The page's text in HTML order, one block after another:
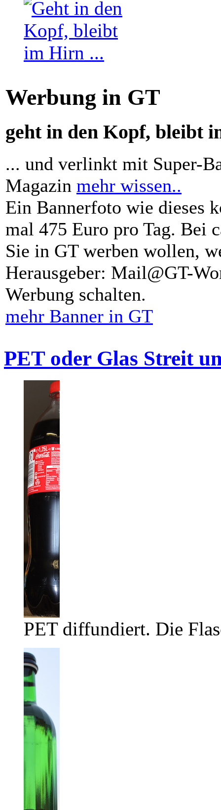
Werbung in GT
geht in den Kopf, bleibt
... und verlinkt mit Super-
Magazin mehr wissen..
Ein Bannerfoto wie dieses
mal 475 Euro pro Tag. Bei
Sie in GT werben wollen,
Herausgeber: Mail@GT-
Werbung schalten.
mehr Banner in GT
PET oder Glas Streit
PET diffundiert. Die